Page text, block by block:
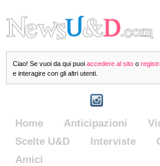
Ciao! Se vuoi da qui puoi accedere al sito o
e interagire con gli altri utenti.
Home Anticipazioni
Scelte U&D
Interviste
Amici